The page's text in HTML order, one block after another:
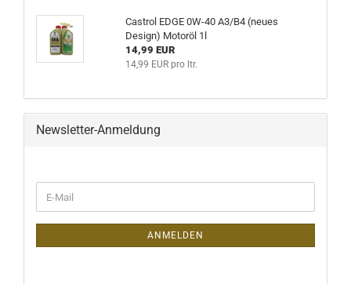
Castrol EDGE 0W-40 A3/B4 (neues
Design) Motoröl 1l
14,99 EUR
14,99 EUR pro ltr.
Newsletter-Anmeldung
ZUR
E-
Mail
ANMELDEN